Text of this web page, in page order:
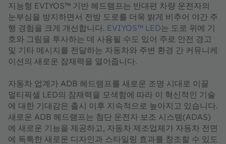
지능형 EVIYOS™ 기반 헤드램프는 반대편 차량 운전자의
눈부심을 방지하면서 전방 도로를 더욱 밝게 비추어 야간 주
행 경험을 크게 개선합니다. EVIYOS™ LED는 도로 위에 기
호와 그림을 투사하는 데 사용될 수도 있어 주로 안전 경고
및 기타 메시지를 전달하는 자동차와 주변 환경 간 커뮤니케
이션의 새로운 잠재력을 열어줍니다.
자동차 업계가 ADB 헤드램프를 새로운 조명 시대로 이끌
멀티픽셀 LED의 잠재력을 모색함에 따라 이 혁신적인 기술
에 대한 기대감은 출시 이후 지속적으로 높아지고 있습니다.
새로운 ADB 헤드램프는 첨단 운전자 보조 시스템(ADAS)
에 새로운 기능을 제공하고, 자동차 제조업체가 자동차 전면
에 독특한 새로운 디자인과 스타일링 효과를 창조할 수 있도